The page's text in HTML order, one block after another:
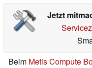
Jetzt
Beim Metis Compute